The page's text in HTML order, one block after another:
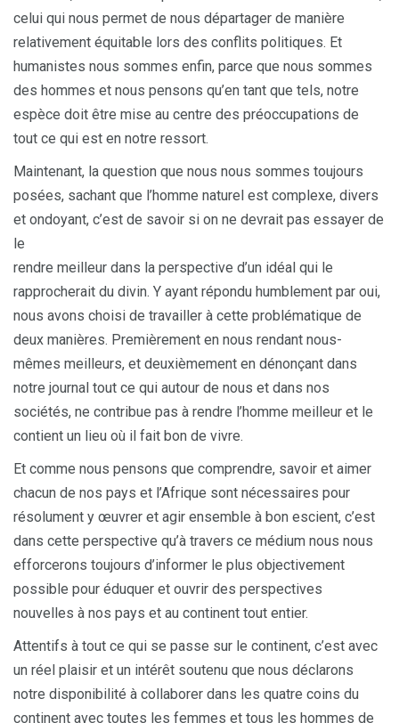
celui qui nous permet de nous départager de manière
relativement équitable lors des conflits politiques. Et
humanistes nous sommes enfin, parce que nous sommes
des hommes et nous pensons qu’en tant que tels, notre
espèce doit être mise au centre des préoccupations de
tout ce qui est en notre ressort.
Maintenant, la question que nous nous sommes toujours
posées, sachant que l’homme naturel est complexe, divers
et ondoyant, c’est de savoir si on ne devrait pas essayer de
le
rendre meilleur dans la perspective d’un idéal qui le
rapprocherait du divin. Y ayant répondu humblement par oui,
nous avons choisi de travailler à cette problématique de
deux manières. Premièrement en nous rendant nous-
mêmes meilleurs, et deuxièmement en dénonçant dans
notre journal tout ce qui autour de nous et dans nos
sociétés, ne contribue pas à rendre l’homme meilleur et le
contient un lieu où il fait bon de vivre.
Et comme nous pensons que comprendre, savoir et aimer
chacun de nos pays et l’Afrique sont nécessaires pour
résolument y œuvrer et agir ensemble à bon escient, c’est
dans cette perspective qu’à travers ce médium nous nous
efforcerons toujours d’informer le plus objectivement
possible pour éduquer et ouvrir des perspectives
nouvelles à nos pays et au continent tout entier.
Attentifs à tout ce qui se passe sur le continent, c’est avec
un réel plaisir et un intérêt soutenu que nous déclarons
notre disponibilité à collaborer dans les quatre coins du
continent avec toutes les femmes et tous les hommes de